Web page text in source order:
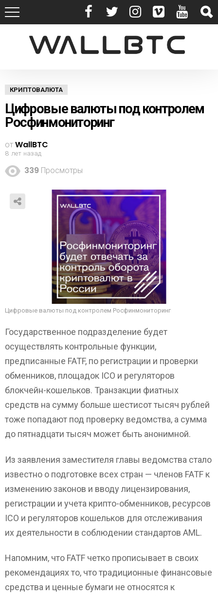
КРИПТОВАЛЮТА
Цифровые валюты под контролем
Росфинмониторинг
отWallBTC
8 лет назад
339 Просмотры
Цифровые валюты под контролем Росфинмониторинг
Государственное подразделение будет
осуществлять контрольные функции,
предписанные FATF, по регистрации и проверки
обменников, площадок ICO и регуляторов
блокчейн-кошельков. Транзакции фиатных
средств на сумму больше шестисот тысяч рублей
тоже попадают под проверку ведомства, а сумма
до пятнадцати тысяч может быть анонимной.
Из заявления заместителя главы ведомства стало
известно о подготовке всех стран — членов FATF к
изменению законов и вводу лицензирования,
регистрации и учета крипто-обменников, ресурсов
ICO и регуляторов кошельков для отслеживания
их деятельности в соблюдении стандартов AML.
Напомним, что FATF четко прописывает в своих
рекомендациях то, что традиционные финансовые
средства и ценные бумаги не относятся к